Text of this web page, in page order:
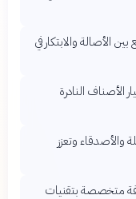
الأصالة والابتكار في
الأصناف النادرة
والأصدقاء وتعزز
متخصصة بتقنيات